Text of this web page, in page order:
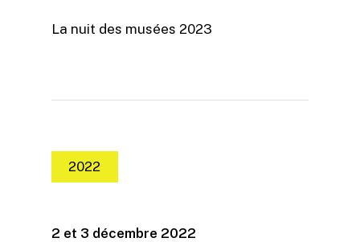
La nuit des musées 2023
2022
2 et 3 décembre 2022